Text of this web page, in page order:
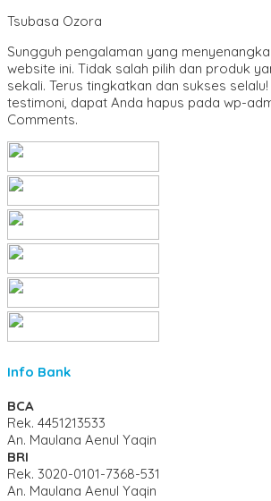
Tsubasa Ozora
Sungguh pengalaman yang
website ini. Tidak salah pilih dan produk
sekali. Terus tingkatkan dan sukses
testimoni, dapat Anda hapus pada wp-
Comments.
Info Bank
BCA
Rek. 4451213533
An. Maulana Aenul Yaqin
BRI
Rek. 3020-0101-7368-531
An. Maulana Aenul Yaqin